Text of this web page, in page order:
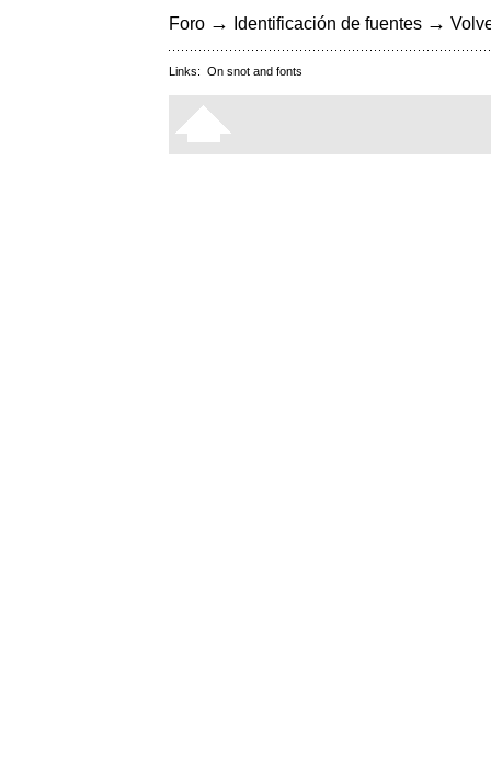
Foro → Identificación de fuentes →
Links: On snot and fonts